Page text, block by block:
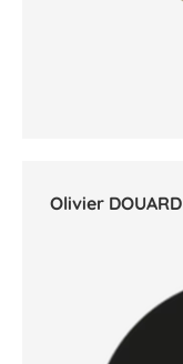
Olivier DOUARD